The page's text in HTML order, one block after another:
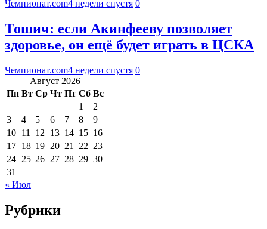
Чемпионат.com4 недели спустя 0
Тошич: если Акинфееву позволяет
здоровье, он ещё будет играть в ЦСКА
Чемпионат.com4 недели спустя 0
Август 2026
Пн Вт Ср Чт Пт Сб Вс
1
2
3
4 5 6 7 8
9
10 11 12 13 14 15 16
17 18 19 20 21 22 23
24 25 26 27 28 29 30
31
« Июл
Рубрики